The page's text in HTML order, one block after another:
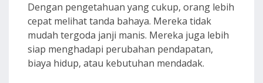
Dengan pengetahuan yang cukup, orang lebih
cepat melihat tanda bahaya. Mereka tidak
mudah tergoda janji manis. Mereka juga lebih
siap menghadapi perubahan pendapatan,
biaya hidup, atau kebutuhan mendadak.